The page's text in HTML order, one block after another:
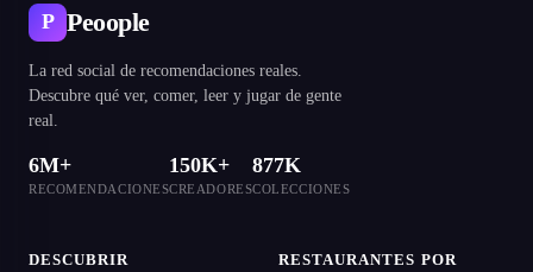
P Peoople
La red social de recomendaciones reales.
Descubre qué ver, comer, leer y jugar de gente
real.
6M+
RECOMENDACIONES
150K+
CREADORES
877K
COLECCIONES
DESCUBRIR
RESTAURANTES POR